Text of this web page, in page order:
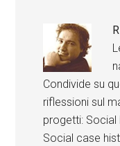
Condivide su
riflessioni sul
progetti: Social
Social case